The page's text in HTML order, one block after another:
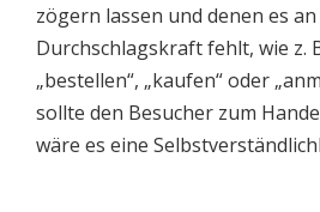
zögern lassen und denen es
Durchschlagskraft fehlt, wie z.
„bestellen“, „kaufen“ oder
sollte den Besucher zum
wäre es eine